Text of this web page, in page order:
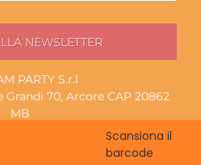
Scansiona il
barcode
PARTY S.r.l
Grandi 70, Arcore CAP 20862
MB
Autobianchi 1/19f, Desio